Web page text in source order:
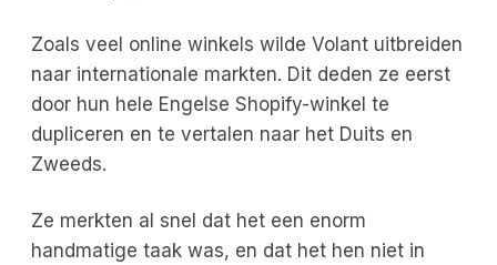
Zoals veel online winkels wilde Volant uitbreiden
naar internationale markten. Dit deden ze eerst
door hun hele Engelse Shopify-winkel te
dupliceren en te vertalen naar het Duits en
Zweeds.
Ze merkten al snel dat het een enorm
handmatige taak was, en dat het hen niet in